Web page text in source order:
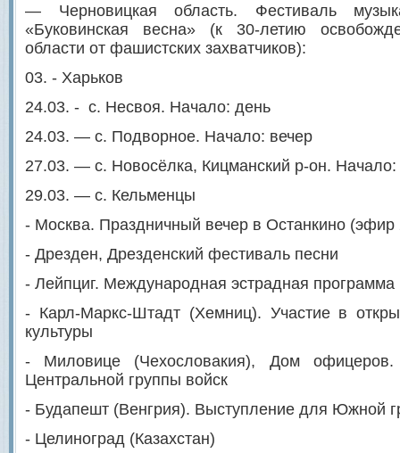
— Черновицкая область. Фестиваль
«Буковинская весна» (к 30-летию
области от фашистских захватчиков):
03. - Харьков
24.03. - с. Несвоя. Начало: день
24.03. — с. Подворное. Начало: вечер
27.03. — с. Новосёлка, Кицманский р-он. Начало:
29.03. — с. Кельменцы
- Москва. Праздничный вечер в Останкино (эфир
- Дрезден, Дрезденский фестиваль песни
- Лейпциг. Международная эстрадная программа
- Карл-Маркс-Штадт (Хемниц). Участие в
культуры
- Миловице (Чехословакия), Дом
Центральной группы войск
- Будапешт (Венгрия). Выступление для Южной
- Целиноград (Казахстан)